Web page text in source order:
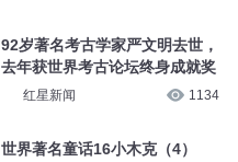
92岁著名考古学家严文明去世，
去年获世界考古论坛终身成就奖
红星新闻 1134
世界著名童话16小木克（4）